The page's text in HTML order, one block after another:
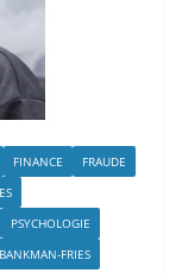
FINANCE
FRAUDE
PSYCHOLOGIE
FRIES